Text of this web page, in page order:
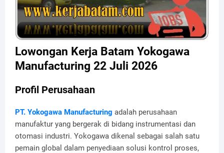
Lowongan Kerja Batam Yokogawa
Manufacturing 22 Juli 2026
Profil Perusahaan
PT. Yokogawa Manufacturing adalah perusahaan
manufaktur yang bergerak di bidang instrumentasi dan
otomasi industri. Yokogawa dikenal sebagai salah satu
pemain global dalam penyediaan solusi kontrol proses,